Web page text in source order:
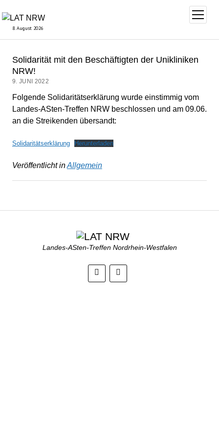
8. August 2026
Menü
öffnen
Solidarität mit den Beschäftigten der Unikliniken
NRW!
9. JUNI 2022
Folgende Solidaritätserklärung wurde einstimmig vom
Landes-ASten-Treffen NRW beschlossen und am 09.06.
an die Streikenden übersandt:
Solidaritätserklärung Herunterladen
Veröffentlicht inAllgemein
Landes-ASten-Treffen Nordrhein-Westfalen